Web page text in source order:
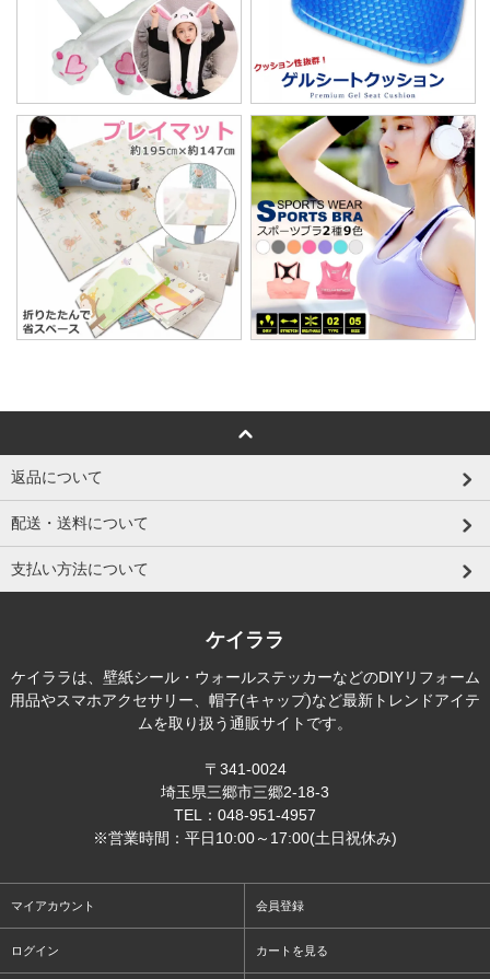
返品について
配送・送料について
支払い方法について
ケイララ
ケイララは、壁紙シール・ウォールステッカーなどのDIYリフォーム
用品やスマホアクセサリー、帽子(キャップ)など最新トレンドアイテ
ムを取り扱う通販サイトです。
〒341-0024
埼玉県三郷市三郷2-18-3
TEL：048-951-4957
※営業時間：平日10:00～17:00(土日祝休み)
マイアカウント 会員登録
ログイン カートを見る